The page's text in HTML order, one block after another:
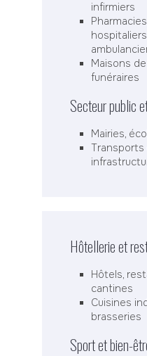
infirmiers
Maisons
funéraires
Secteur public
Mairies,
Transports
Hôtellerie et
Hôtels,
cantines
Cuisines
brasseries
Sport et bien-